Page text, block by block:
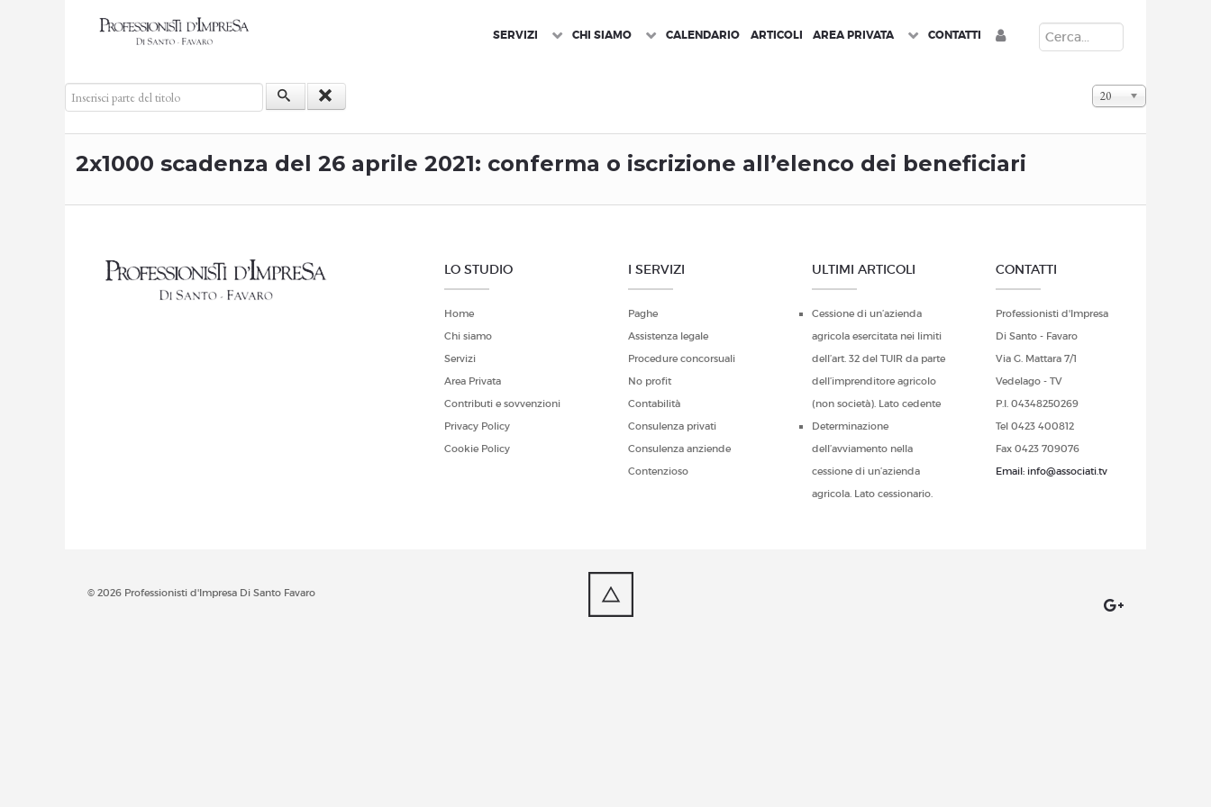
SERVIZI CHI SIAMO CALENDARIO ARTICOLI AREA PRIVATA CONTATTI
Inserisci parte del titolo Visualizza n.
20
2x1000 scadenza del 26 aprile 2021: conferma o iscrizione all’elenco dei beneficiari
LO STUDIO
Home
Chi siamo
Servizi
Area Privata
Contributi e sovvenzioni
Privacy Policy
Cookie Policy
I SERVIZI
Paghe
Assistenza legale
Procedure concorsuali
No profit
Contabilità
Consulenza privati
Consulenza anziende
Contenzioso
ULTIMI ARTICOLI
Cessione di un’azienda
agricola esercitata nei limiti
dell’art. 32 del TUIR da parte
dell’imprenditore agricolo
(non società). Lato cedente
Determinazione
dell’avviamento nella
cessione di un’azienda
agricola. Lato cessionario.
CONTATTI
Professionisti d'Impresa
Di Santo - Favaro
Via G. Mattara 7/1
Vedelago - TV
P.I. 04348250269
Tel 0423 400812
Fax 0423 709076
Email: info@associati.tv
© 2026 Professionisti d'Impresa Di Santo Favaro